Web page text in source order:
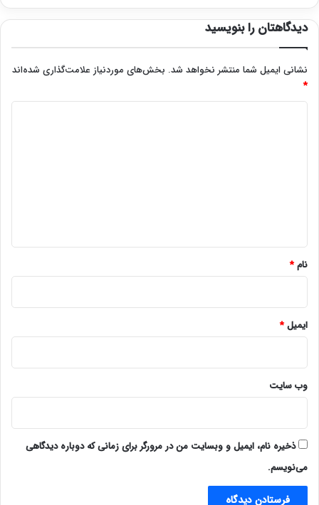
دیدگاهتان را بنویسید
نشانی ایمیل شما منتشر نخواهد شد. بخش‌های موردنیاز علامت‌گذاری شده‌اند
*
نام*
ایمیل*
وب‌ سایت
ذخیره نام، ایمیل و وبسایت من در مرورگر برای زمانی که دوباره دیدگاهی
می‌نویسم.